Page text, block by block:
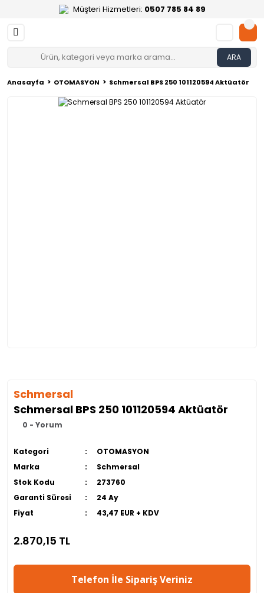
Müşteri Hizmetleri: 0507 785 84 89
ARA
Anasayfa OTOMASYON Schmersal BPS 250 101120594 Aktüatör
Schmersal
Schmersal BPS 250 101120594 Aktüatör
0 - Yorum
Kategori
OTOMASYON
Marka
Schmersal
Stok Kodu
273760
Garanti Süresi
24 Ay
Fiyat
43,47 EUR + KDV
2.870,15 TL
Telefon İle Sipariş Veriniz